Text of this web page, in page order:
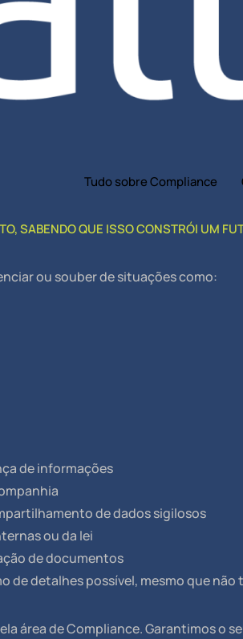
Tudo sobre Compliance
SABENDO QUE ISSO CONSTRÓI UM
ou souber de situações como:
de informações
de dados sigilosos
ou da lei
de documentos
de detalhes possível, mesmo que
área de Compliance. Garantimos o